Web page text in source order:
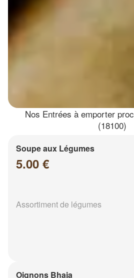
Nos Entrées à emporter
(18100)
Soupe aux Légumes
5.00 €
Assortiment de légumes
Oignons Bhaja